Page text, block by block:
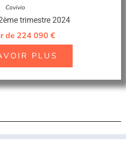
Covivio
trimestre 2024
de 224 090 €
PLUS